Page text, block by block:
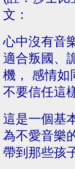
文：
心中沒有音
適合叛國、
機， 感情如
不要信任這
這是一個基
為不愛音樂
帶到那些孩